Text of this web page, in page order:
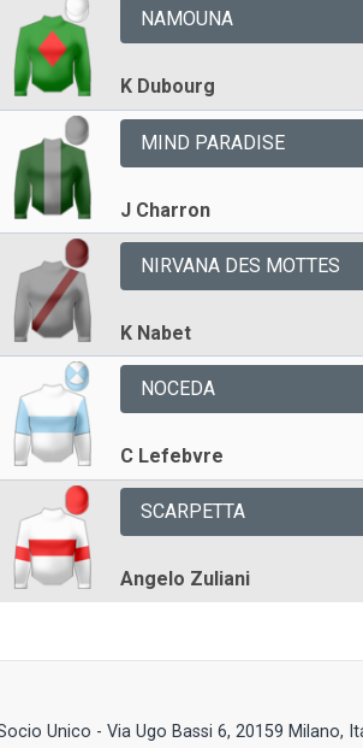
NAMOUNA
K Dubourg
MIND PARADISE
J Charron
NIRVANA DES MOTTES
K Nabet
NOCEDA
C Lefebvre
SCARPETTA
Angelo Zuliani
Unico - Via Ugo Bassi 6, 20159 Milano,